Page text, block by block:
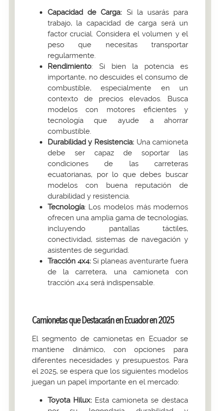
Capacidad de Carga: Si la usarás para
trabajo, la capacidad de carga será un
factor crucial. Considera el volumen y el
peso que necesitas transportar
regularmente.
Rendimiento: Si bien la potencia es
importante, no descuides el consumo de
combustible, especialmente en un
contexto de precios elevados. Busca
modelos con motores eficientes y
tecnología que ayude a ahorrar
combustible.
Durabilidad y Resistencia: Una camioneta
debe ser capaz de soportar las
condiciones de las carreteras
ecuatorianas, por lo que debes buscar
modelos con buena reputación de
durabilidad y resistencia.
Tecnología: Los modelos más modernos
ofrecen una amplia gama de tecnologías,
incluyendo pantallas táctiles,
conectividad, sistemas de navegación y
asistentes de seguridad.
Tracción 4x4: Si planeas aventurarte fuera
de la carretera, una camioneta con
tracción 4x4 será indispensable.
Camionetas que Destacarán en Ecuador en 2025
El segmento de camionetas en Ecuador se
mantiene dinámico, con opciones para
diferentes necesidades y presupuestos. Para
el 2025, se espera que los siguientes modelos
juegan un papel importante en el mercado:
Toyota Hilux:Esta camioneta se destaca